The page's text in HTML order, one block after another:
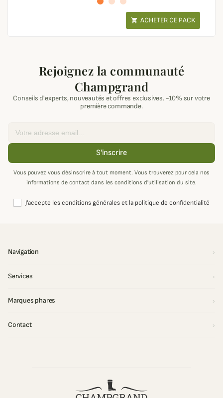
 ACHETER CE PACK
Rejoignez la communauté
Champgrand
Conseils d'experts, nouveautés et offres exclusives. -10% sur votre
première commande.
S'inscrire
Vous pouvez vous désinscrire à tout moment. Vous trouverez pour cela nos
informations de contact dans les conditions d'utilisation du site.
J'accepte les conditions générales et la politique de confidentialité
Navigation
Services
Marques phares
Contact